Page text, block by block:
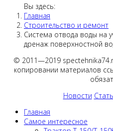
Вы здесь:
Главная
Строительство и ремонт
Система отвода воды на
дренаж поверхностной
© 2011—2019
копировании материалов
Новости
Главная
Самое интересное